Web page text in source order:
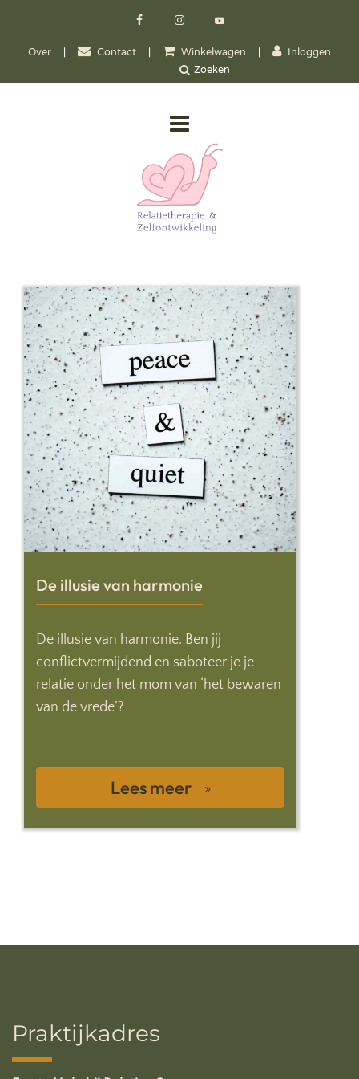
Over | Contact | Winkelwagen | Inloggen
De illusie van harmonie
De illusie van harmonie. Ben jij
conflictvermijdend en saboteer je je
relatie onder het mom van ‘het bewaren
van de vrede’?
Lees meer
Praktijkadres